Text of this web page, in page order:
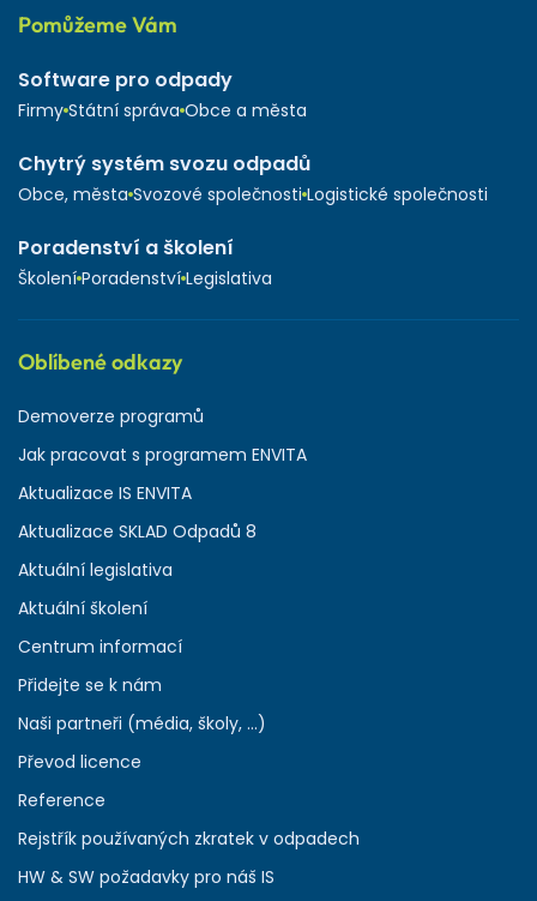
Pomůžeme Vám
Software pro odpady
Firmy Státní správa Obce a města
Chytrý systém svozu odpadů
Obce, města Svozové společnosti Logistické společnosti
Poradenství a školení
Školení Poradenství Legislativa
Oblíbené odkazy
Demoverze programů
Jak pracovat s programem ENVITA
Aktualizace IS ENVITA
Aktualizace SKLAD Odpadů 8
Aktuální legislativa
Aktuální školení
Centrum informací
Přidejte se k nám
Naši partneři (média, školy, ...)
Převod licence
Reference
Rejstřík používaných zkratek v odpadech
HW & SW požadavky pro náš IS